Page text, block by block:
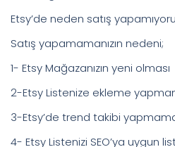
Etsy’de neden satış
Satış yapamamanızın nedeni;
1- Etsy Mağazanızın yeni olması
2-Etsy Listenize ekleme
3-Etsy’de trend takibi
4- Etsy Listenizi SEO’ya uygun